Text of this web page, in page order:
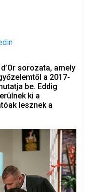
sorozata, amely
a 2017-
be. Eddig
ki a
lesznek a